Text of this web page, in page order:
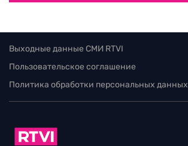
Выходные данные СМИ RTVI
Пользовательское соглашение
Политика обработки персональных данных